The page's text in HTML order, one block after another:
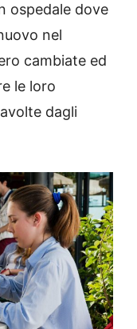
ospedale dove
nel
cambiate ed
le loro
dagli